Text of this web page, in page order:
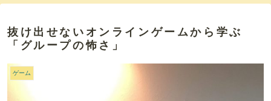
抜け出せないオンラインゲームから学ぶ
「グループの怖さ」
ゲーム